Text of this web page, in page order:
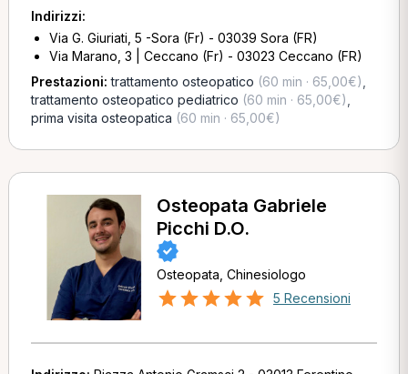
Indirizzi:
Via G. Giuriati, 5 -Sora (Fr) - 03039 Sora (FR)
Via Marano, 3 | Ceccano (Fr) - 03023 Ceccano (FR)
Prestazioni:trattamento osteopatico (60 min · 65,00€)
trattamento osteopatico pediatrico (60 min · 65,00€)
prima visita osteopatica (60 min · 65,00€)
Osteopata Gabriele
Picchi D.O.
Osteopata, Chinesiologo
5 Recensioni